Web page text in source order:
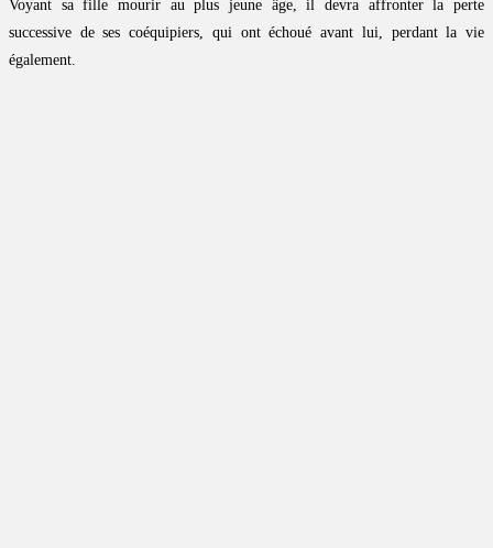
Voyant sa fille mourir au plus jeune âge, il devra affronter la perte
successive de ses coéquipiers, qui ont échoué avant lui, perdant la vie
également.